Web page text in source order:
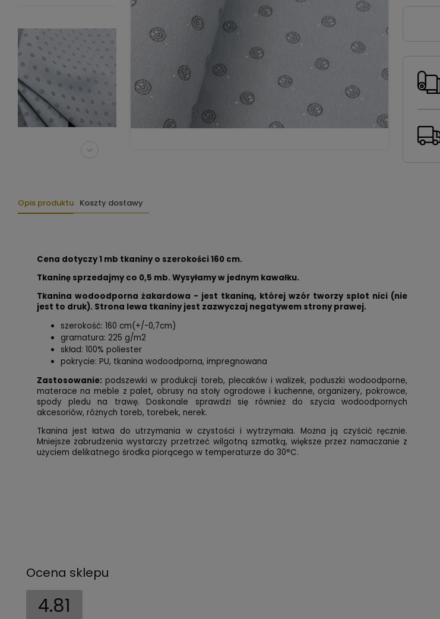
Opis produktu Koszty dostawy
Cena dotyczy 1 mb tkaniny o szerokości 160 cm.
Tkaninę sprzedajmy co 0,5 mb. Wysyłamy w jednym kawałku.
Tkanina wodoodporna żakardowa - jest tkaniną, której wzór tworzy splot nici (nie
jest to druk). Strona lewa tkaniny jest zazwyczaj negatywem strony prawej.
szerokość: 160 cm(+/-0,7cm)
gramatura: 225 g/m2
skład: 100% poliester
pokrycie: PU, tkanina wodoodporna, impregnowana
Zastosowanie: podszewki w produkcji toreb, plecaków i walizek, poduszki wodoodporne,
materace na meble z palet, obrusy na stoły ogrodowe i kuchenne, organizery, pokrowce,
spody pledu na trawę. Doskonale sprawdzi się również do szycia wodoodpornych
akcesoriów, różnych toreb, torebek, nerek.
Tkanina jest łatwa do utrzymania w czystości i wytrzymała. Można ją czyścić ręcznie.
Mniejsze zabrudzenia wystarczy przetrzeć wilgotną szmatką, większe przez namaczanie z
użyciem delikatnego środka piorącego w temperaturze do 30°C.
Ocena sklepu
4.81